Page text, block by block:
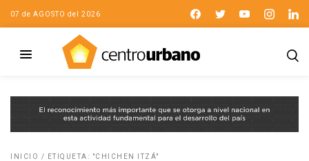
07 de AGOSTO del 2026
INICIO / ETIQUETA: "CHICHEN ITZÁ"